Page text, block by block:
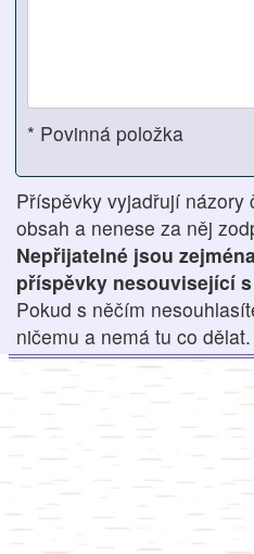
* Povinná položka
Příspěvky vyjadřují názory
obsah a nenese za něj
Nepřijatelné jsou
příspěvky nesouvisející
Pokud s něčím
ničemu a nemá tu co dělat.